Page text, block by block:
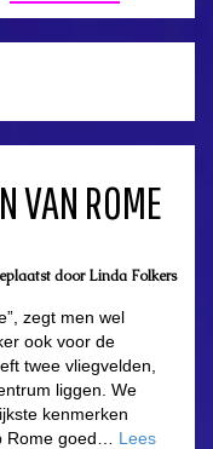
VAN ROME
doorLinda Folkers
zegt men wel
ook voor de
twee vliegvelden,
liggen. We
kenmerken
Rome goed… Lees